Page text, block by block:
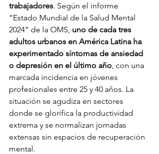
trabajadores. Según el informe
“Estado Mundial de la Salud Mental
2024” de la OMS, uno de cada tres
adultos urbanos en América Latina ha
experimentado síntomas de ansiedad
o depresión en el último año , con una
marcada incidencia en jóvenes
profesionales entre 25 y 40 años. La
situación se agudiza en sectores
donde se glorifica la productividad
extrema y se normalizan jornadas
extensas sin espacios de recuperación
mental.